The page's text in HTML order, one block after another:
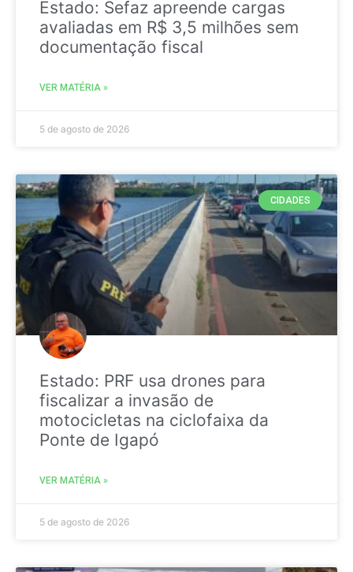
Estado: Sefaz apreende cargas
avaliadas em R$ 3,5 milhões sem
documentação fiscal
VER MATÉRIA »
5 de agosto de 2026
CIDADES
Estado: PRF usa drones para
fiscalizar a invasão de
motocicletas na ciclofaixa da
Ponte de Igapó
VER MATÉRIA »
5 de agosto de 2026